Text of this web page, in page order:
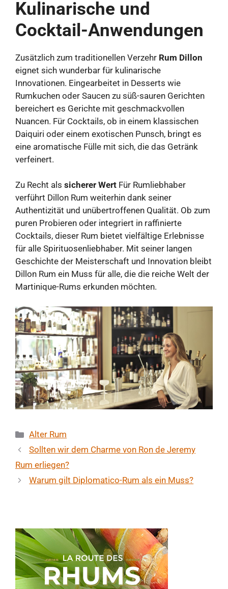
Kulinarische und
Cocktail-Anwendungen
Zusätzlich zum traditionellen Verzehr Rum Dillon
eignet sich wunderbar für kulinarische
Innovationen. Eingearbeitet in Desserts wie
Rumkuchen oder Saucen zu süß-sauren Gerichten
bereichert es Gerichte mit geschmackvollen
Nuancen. Für Cocktails, ob in einem klassischen
Daiquiri oder einem exotischen Punsch, bringt es
eine aromatische Fülle mit sich, die das Getränk
verfeinert.
Zu Recht als sicherer Wert Für Rumliebhaber
verführt Dillon Rum weiterhin dank seiner
Authentizität und unübertroffenen Qualität. Ob zum
puren Probieren oder integriert in raffinierte
Cocktails, dieser Rum bietet vielfältige Erlebnisse
für alle Spirituosenliebhaber. Mit seiner langen
Geschichte der Meisterschaft und Innovation bleibt
Dillon Rum ein Muss für alle, die die reiche Welt der
Martinique-Rums erkunden möchten.
Kategorien
Alter Rum
Sollten wir dem Charme von Ron de Jeremy
Rum erliegen?
Warum gilt Diplomatico-Rum als ein Muss?